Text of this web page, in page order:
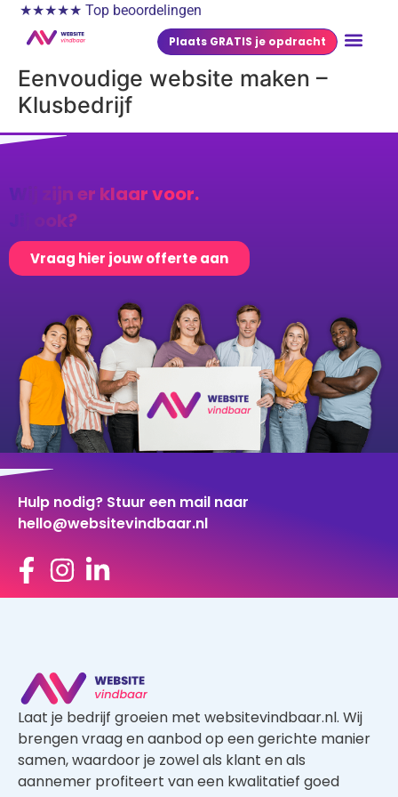
★★★★★ Top beoordelingen
Plaats GRATIS je opdracht
Eenvoudige website maken –
Klusbedrijf
Wij zijn er klaar voor.
Jij ook?
Vraag hier jouw offerte aan
Hulp nodig? Stuur een mail naar
hello@websitevindbaar.nl
Laat je bedrijf groeien met websitevindbaar.nl. Wij
brengen vraag en aanbod op een gerichte manier
samen, waardoor je zowel als klant en als
aannemer profiteert van een kwalitatief goed